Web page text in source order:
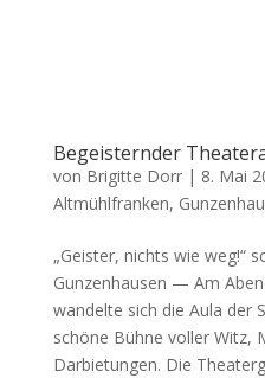
Begeisternder
von Brigitte Dorr| 8. Mai
Altmühlfranken,
„Geis­ter, nichts wie weg!“
Gun­zen­hau­sen — Am
wan­del­te sich die Aula der
schö­ne Büh­ne vol­ler Witz,
Dar­bie­tun­gen. Die